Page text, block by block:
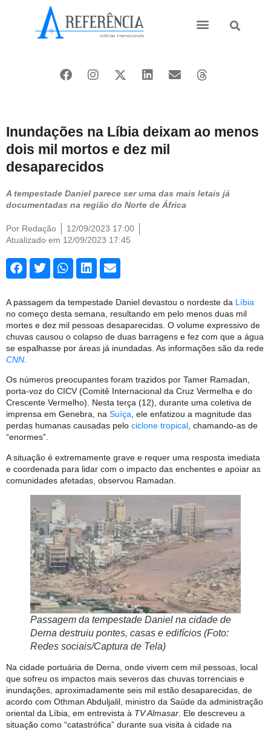
Inundações na Líbia deixam ao menos
dois mil mortos e dez mil
desaparecidos
A tempestade Daniel parece ser uma das mais letais já
documentadas na região do Norte de África
Por Redação
12/09/2023 17:00
Atualizado em 12/09/2023 17:45
A passagem da tempestade Daniel devastou o nordeste da Líbia
no começo desta semana, resultando em pelo menos duas mil
mortes e dez mil pessoas desaparecidas. O volume expressivo de
chuvas causou o colapso de duas barragens e fez com que a água
se espalhasse por áreas já inundadas. As informações são da rede
CNN
Os números preocupantes foram trazidos por Tamer Ramadan,
porta-voz do CICV (Comitê Internacional da Cruz Vermelha e do
Crescente Vermelho). Nesta terça (12), durante uma coletiva de
imprensa em Genebra, na Suíça, ele enfatizou a magnitude das
perdas humanas causadas pelo ciclone tropical, chamando-as de
“enormes”.
A situação é extremamente grave e requer uma resposta imediata
e coordenada para lidar com o impacto das enchentes e apoiar as
comunidades afetadas, observou Ramadan.
Passagem da tempestade Daniel na cidade de
Derna destruiu pontes, casas e edifícios (Foto:
Redes sociais/Captura de Tela)
Na cidade portuária de Derna, onde vivem cem mil pessoas, local
que sofreu os impactos mais severos das chuvas torrenciais e
inundações, aproximadamente seis mil estão desaparecidas, de
acordo com Othman Abduljalil, ministro da Saúde da administração
oriental da Líbia, em entrevista à TV Almasar . Ele descreveu a
situação como “catastrófica” durante sua visita à cidade na